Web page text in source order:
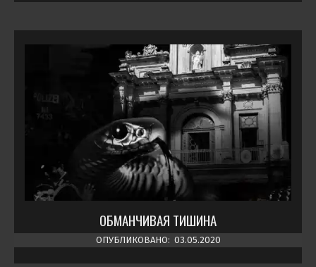
ОБМАНЧИВАЯ ТИШИНА
ОПУБЛИКОВАНО: 03.05.2020